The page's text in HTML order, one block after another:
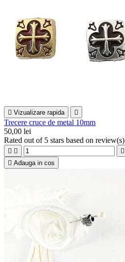
 Vizualizare rapida 
Trecere cruce de metal 10mm
50,00 lei
Rated out of 5 stars based on review(s)
  
 Adauga in cos